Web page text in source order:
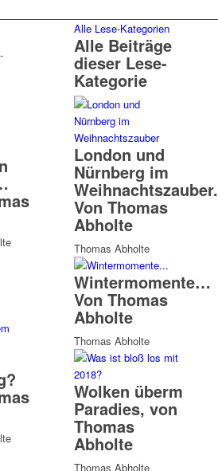
Alle Lese-Kategorien
Alle Beiträge
dieser Lese-
Kategorie
London und
Nürnberg im
Weihnachtszauber.
Von Thomas
Abholte
Thomas Abholte
Wintermomente…
Von Thomas
Abholte
Thomas Abholte
Wolken überm
Paradies, von
Thomas
Abholte
Thomas Abholte